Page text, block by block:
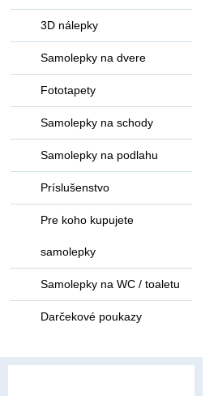
3D nálepky
Samolepky na dvere
Fototapety
Samolepky na schody
Samolepky na podlahu
Príslušenstvo
Pre koho kupujete
samolepky
Samolepky na WC / toaletu
Darčekové poukazy